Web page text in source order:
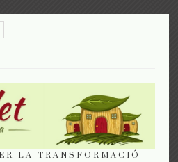
LA TRANSFORMACIÓ